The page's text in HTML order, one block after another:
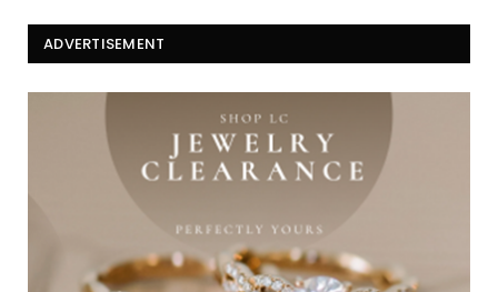
ADVERTISEMENT